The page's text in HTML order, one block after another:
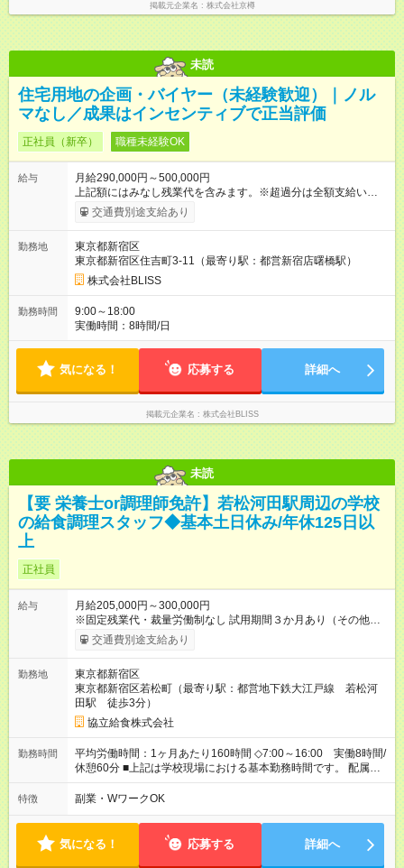
掲載元企業名 株式会社京樽
未読
住宅用地の企画・バイヤー（未経験歓迎）｜ノル
マなし／成果はインセンティブで正当評価
正社員（新卒） 職種未経験OK
給与
月給290,000円～500,000円
上記額にはみなし残業代を含みます。※超過分は全額支給いたし
ます。 みなし残業代 50,000円／月 みなし残業時間 25時間／月
インセンティブ制度あります。仕入れた物件に応じてインセン
【試用期間】試用期間あり 試用期間の長さ：3ヶ月 雇用形態、
給与は本採用時と同じです。
交通費別途支給あり
勤務地
東京都新宿区
東京都新宿区住吉町3-11（最寄り駅：都営新宿店曙橋駅）
株式会社BLISS
勤務時間
9:00～18:00
実働時間：8時間/日
気になる！ 応募する 詳細へ
掲載元企業名 株式会社BLISS
未読
【要 栄養士or調理師免許】若松河田駅周辺の学校
の給食調理スタッフ◆基本土日休み/年休125日以
上
正社員
給与
月給205,000円～300,000円
※固定残業代・裁量労働制なし 試用期間３か月あり（その他雇
用条件に変更無し） 賞与あり（年2回） 交通費支給（社内規定
による） 【試用期間】試用期間あり 試用期間の長さ：3ヶ月 雇
交通費別途支給あり
勤務地
東京都新宿区
東京都新宿区若松町（最寄り駅：都営地下鉄大江戸線 若松河
田駅 徒歩3分）
協立給食株式会社
勤務時間
平均労働時間：1ヶ月あたり160時間 ◇7:00～16:00 実働8時間/
休憩60分 ■上記は学校現場における基本勤務時間です。 配属先
により始業時間・終業時間が多少前後します。 ■学校現場配属の
社員を対象に、1年単位の変形労働時間制を導入しております。
れます。 平均労働時間：1ヶ月あたり160時間 ◇7:00～16:00
実働8時間/休憩60分 ■上記は学校現場における基本勤務時間で
す。 配属先により始業時間・終業時間が多少前後します。 ■学
特徴 副業・WワークOK
気になる！ 応募する 詳細へ